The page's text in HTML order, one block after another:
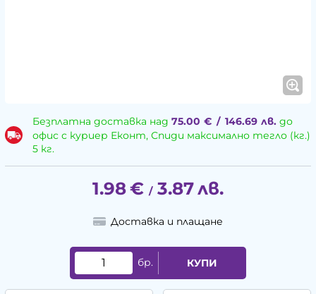
Безплатна доставка над 75.00 € / 146.69 лв.до
офис с куриер Еконт, Спиди максимално тегло (кг.)
5 кг.
1.98€ / 3.87лв.
Доставка и плащане
бр. КУПИ